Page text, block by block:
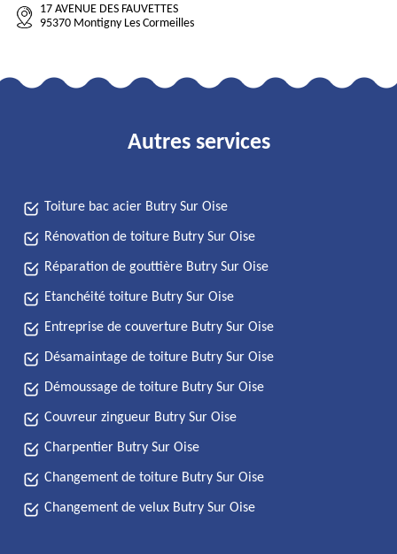
17 AVENUE DES FAUVETTES
95370 Montigny Les Cormeilles
Autres services
Toiture bac acier Butry Sur Oise
Rénovation de toiture Butry Sur Oise
Réparation de gouttière Butry Sur Oise
Etanchéité toiture Butry Sur Oise
Entreprise de couverture Butry Sur Oise
Désamaintage de toiture Butry Sur Oise
Démoussage de toiture Butry Sur Oise
Couvreur zingueur Butry Sur Oise
Charpentier Butry Sur Oise
Changement de toiture Butry Sur Oise
Changement de velux Butry Sur Oise